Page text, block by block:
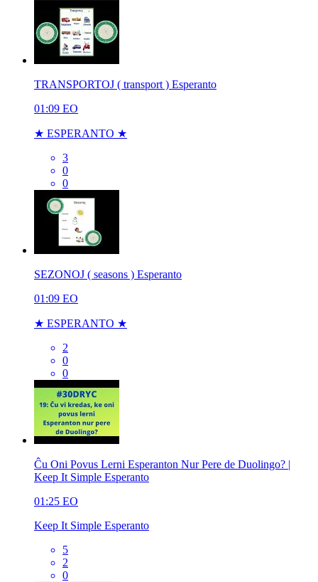
TRANSPORTOJ ( transport ) Esperanto
01:09 EO
★ ESPERANTO ★
3
0
0
SEZONOJ ( seasons ) Esperanto
01:09 EO
★ ESPERANTO ★
2
0
0
Ĉu Oni Povus Lerni Esperanton Nur Pere de Duolingo? |
Keep It Simple Esperanto
01:25 EO
Keep It Simple Esperanto
5
2
0